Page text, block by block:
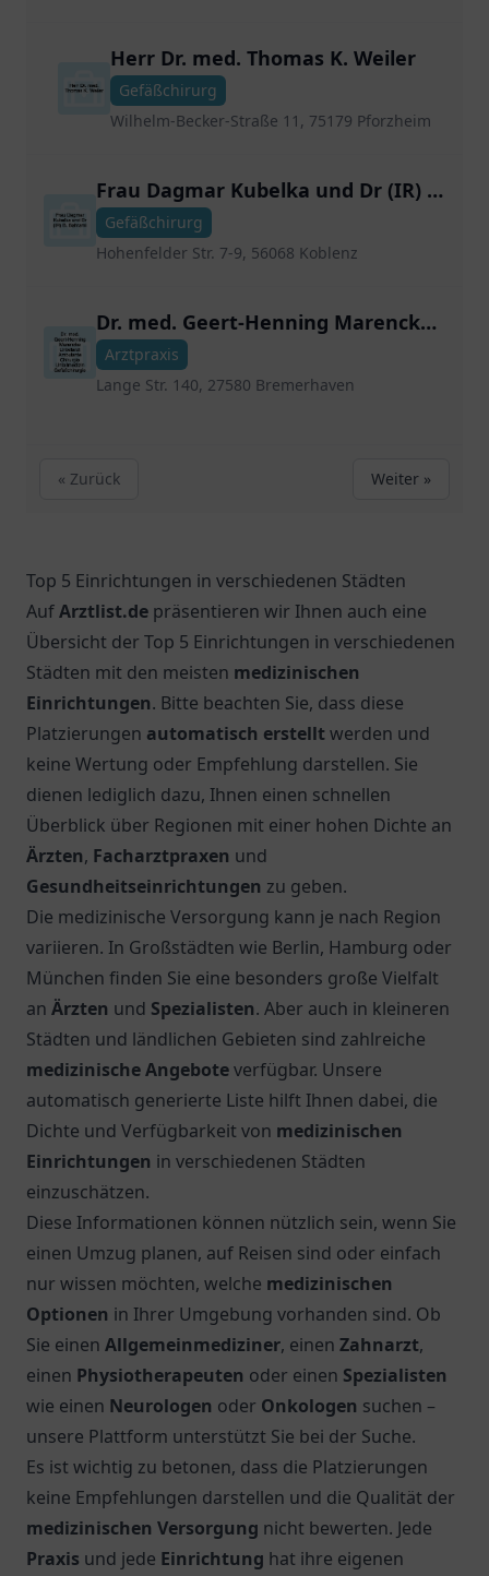
Herr Dr. med. Thomas K. Weiler
Gefäßchirurg
Wilhelm-Becker-Straße 11, 75179 Pforzheim
Frau Dagmar Kubelka und Dr (IR) B.
Bahrami
Gefäßchirurg
Hohenfelder Str. 7-9, 56068 Koblenz
Dr. med. Geert-Henning Marencke
Unfallarzt Ambulante Chirurgie
Unfallmedizin Gefäßchirurgie
Arztpraxis
Lange Str. 140, 27580 Bremerhaven
« Zurück Weiter »
Top 5 Einrichtungen in verschiedenen Städten
AufArztlist.de präsentieren wir Ihnen auch eine
Übersicht der Top 5 Einrichtungen in verschiedenen
Städten mit den meisten medizinischen
Einrichtungen. Bitte beachten Sie, dass diese
Platzierungen automatisch erstelltwerden und
keine Wertung oder Empfehlung darstellen. Sie
dienen lediglich dazu, Ihnen einen schnellen
Überblick über Regionen mit einer hohen Dichte an
Ärzten, Facharztpraxen und
Gesundheitseinrichtungen zu geben.
Die medizinische Versorgung kann je nach Region
variieren. In Großstädten wie Berlin, Hamburg oder
München finden Sie eine besonders große Vielfalt
an Ärzten und Spezialisten. Aber auch in kleineren
Städten und ländlichen Gebieten sind zahlreiche
medizinische Angeboteverfügbar. Unsere
automatisch generierte Liste hilft Ihnen dabei, die
Dichte und Verfügbarkeit von medizinischen
Einrichtungen in verschiedenen Städten
einzuschätzen.
Diese Informationen können nützlich sein, wenn Sie
einen Umzug planen, auf Reisen sind oder einfach
nur wissen möchten, welche medizinischen
Optionen in Ihrer Umgebung vorhanden sind. Ob
Sie einen Allgemeinmediziner, einen Zahnarzt,
einen Physiotherapeuten oder einen Spezialisten
wie einen Neurologen oder Onkologen suchen –
unsere Plattform unterstützt Sie bei der Suche.
Es ist wichtig zu betonen, dass die Platzierungen
keine Empfehlungen darstellen und die Qualität der
medizinischen Versorgung nicht bewerten. Jede
Praxis und jede Einrichtung hat ihre eigenen